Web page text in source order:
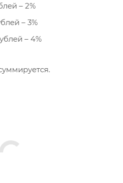
– 2%
– 3%
– 4%